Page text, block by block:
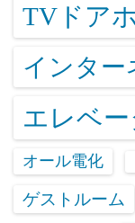
TVドア
インター
エレベー
オール電化
ゲストルーム